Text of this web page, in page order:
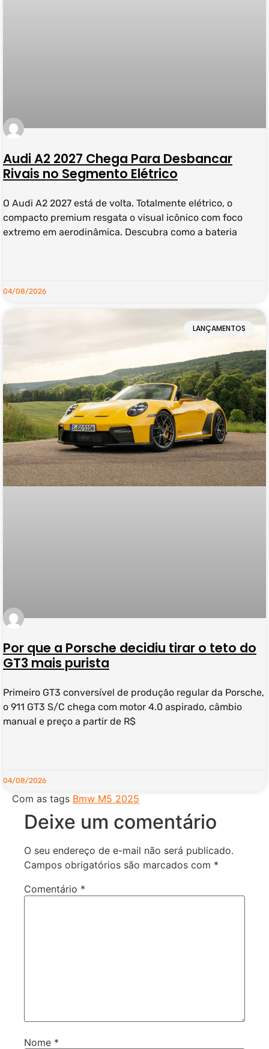
Audi A2 2027 Chega Para Desbancar
Rivais no Segmento Elétrico
O Audi A2 2027 está de volta. Totalmente elétrico, o
compacto premium resgata o visual icônico com foco
extremo em aerodinâmica. Descubra como a bateria
04/08/2026
LANÇAMENTOS
Por que a Porsche decidiu tirar o teto do
GT3 mais purista
Primeiro GT3 conversível de produção regular da Porsche,
o 911 GT3 S/C chega com motor 4.0 aspirado, câmbio
manual e preço a partir de R$
04/08/2026
Com as tags Bmw M5 2025
Deixe um comentário
O seu endereço de e-mail não será publicado.
Campos obrigatórios são marcados com *
Comentário *
Nome *